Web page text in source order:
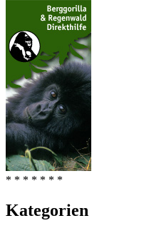
* * * * * * *
Kategorien